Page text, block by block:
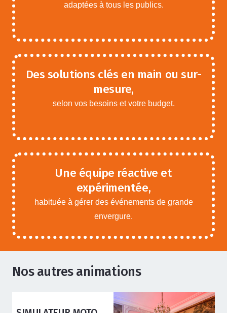
adaptées à tous les publics.
Des solutions clés en main ou sur-
mesure,
selon vos besoins et votre budget.
Une équipe réactive et
expérimentée,
habituée à gérer des événements de grande
envergure.
Nos autres animations